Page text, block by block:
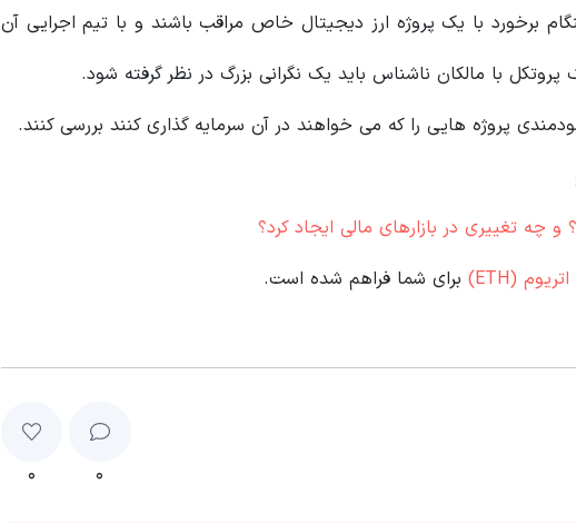
برخورد با یک پروژه ارز دیجیتال خاص مراقب باشند و با تیم اجرایی آن
با مالکان ناشناس باید یک نگرانی بزرگ در نظر گرفته شود.
پروژه‌ هایی را که می‌ خواهند در آن سرمایه‌ گذاری کنند بررسی کنند.
تغییری در بازارهای مالی ایجاد کرد؟
اتریوم (ETH) برای شما فراهم شده است.
۰ ۰